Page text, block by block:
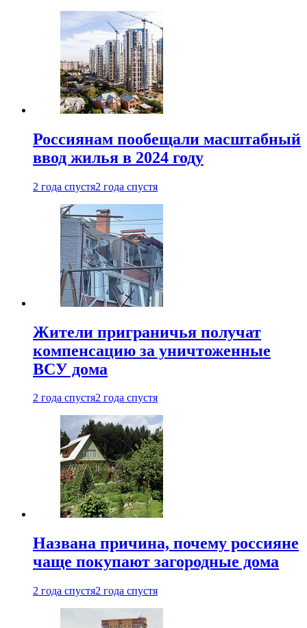
Россиянам пообещали масштабный
ввод жилья в 2024 году
2 года спустя2 года спустя
Жители приграничья получат
компенсацию за уничтоженные
ВСУ дома
2 года спустя2 года спустя
Названа причина, почему россияне
чаще покупают загородные дома
2 года спустя2 года спустя